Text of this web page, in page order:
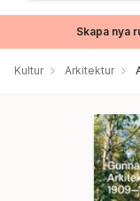
Skapa nya
Kultur Arkitektur